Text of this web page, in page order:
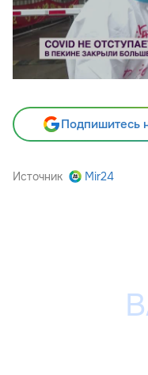
Подпишитесь
Источник Mir24